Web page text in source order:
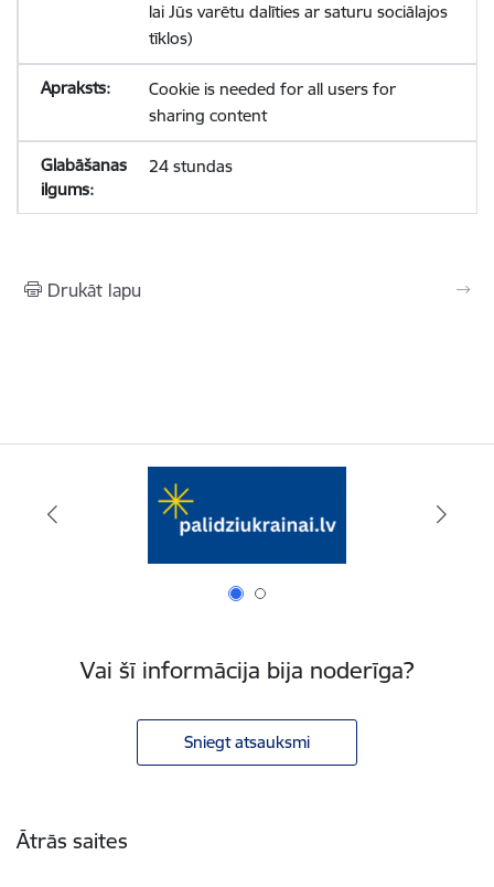
lai Jūs varētu dalīties ar saturu sociālajos
tīklos)
Cookie is needed for all users for
sharing content
24 stundas
Drukāt lapu
Vai šī informācija bija noderīga?
Sniegt atsauksmi
Ātrās saites